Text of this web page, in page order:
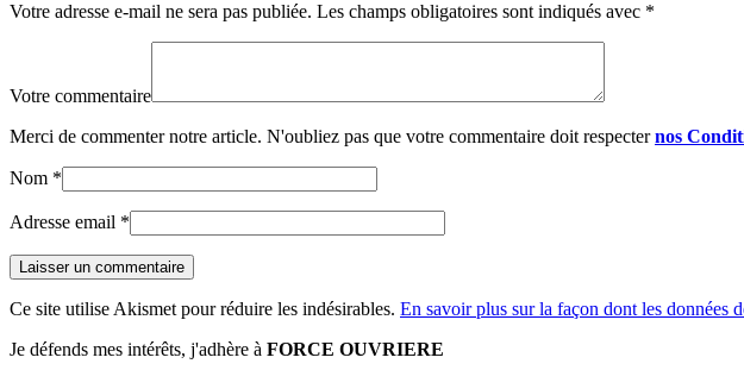
Votre adresse e-mail ne sera pas publiée. Les champs obligatoires sont indiqués avec *
Votre commentaire
Merci de commenter notre article. N'oubliez pas que votre commentaire doit respecternos
Nom *
Adresse email *
Ce site utilise Akismet pour réduire les indésirables. En savoir plus sur la façon dont les données
Je défends mes intérêts, j'adhère à FORCE OUVRIERE